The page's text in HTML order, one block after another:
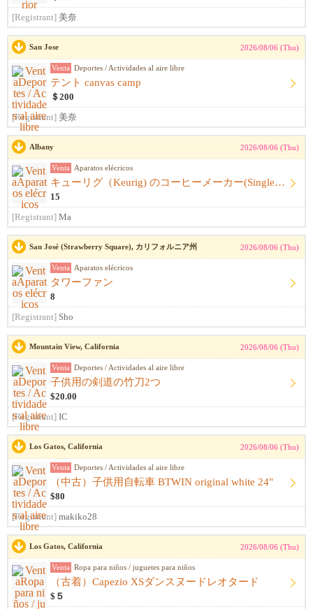
[Registrant] 美奈
San Jose 2026/08/06 (Thu)
Venta Deportes / Actividades al aire libre
テント canvas camp
＄200
[Registrant] 美奈
Albany 2026/08/06 (Thu)
Venta Aparatos elécricos
キューリグ（Keurig) のコーヒーメーカー(Single Serve Coffee) Maker
15
[Registrant] Ma
San José (Strawberry Square), カリフォルニア州 2026/08/06 (Thu)
Venta Aparatos elécricos
タワーファン
8
[Registrant] Sho
Mountain View, California 2026/08/06 (Thu)
Venta Deportes / Actividades al aire libre
子供用の剣道の竹刀2つ
$20.00
[Registrant] IC
Los Gatos, California 2026/08/06 (Thu)
Venta Deportes / Actividades al aire libre
（中古）子供用自転車 BTWIN original white 24"
$80
[Registrant] makiko28
Los Gatos, California 2026/08/06 (Thu)
Venta Ropa para niños / juguetes para niños
（古着）Capezio XSダンスヌードレオタード
$５